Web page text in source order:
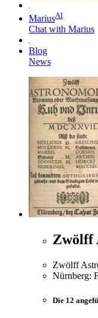
MariusAI
Chat with Marius
Blog
News
Zwölff
Zwölff
Nürnberg:
Die 12